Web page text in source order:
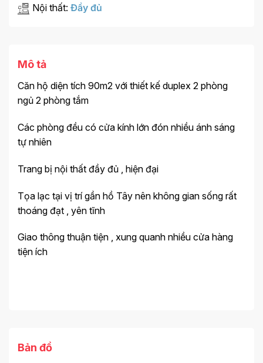
Nội thất: Đầy đủ
Mô tả
Căn hộ diện tích 90m2 với thiết kế duplex 2 phòng
ngủ 2 phòng tắm
Các phòng đều có cửa kính lớn đón nhiều ánh sáng
tự nhiên
Trang bị nội thất đầy đủ , hiện đại
Tọa lạc tại vị trí gần hồ Tây nên không gian sống rất
thoáng đạt , yên tĩnh
Giao thông thuận tiện , xung quanh nhiều cửa hàng
tiện ích
Bản đồ